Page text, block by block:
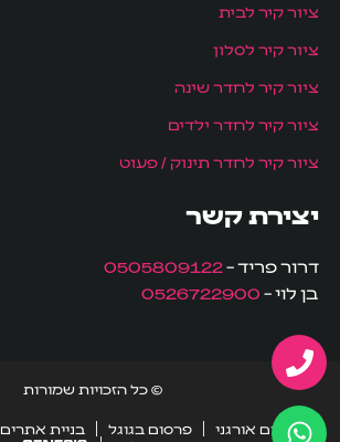
ציור קיר לבית
ציור קיר לסלון
ציור קיר לחדר שינה
ציור קיר לחדר ילדים
ציור קיר לחדר תינוק / פעוט
יצירת קשר
דרור פריד –0505809122
בן לוי –0526722900
© כל הזכויות שמורות
קידום אורגני פרסום בגוגל בניית אתרים